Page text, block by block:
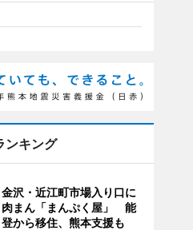
ンキング
金沢・近江町市場入り口に
肉まん「まんぷく屋」 能
登から移住、熊本支援も